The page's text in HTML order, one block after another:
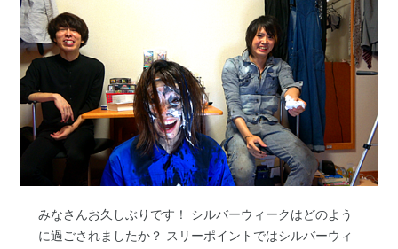
主なパイ投げシーンのある作品
テレビ番組
クイズプレゼンバラエティーQさま!!
アイドルハンターでの罰ゲーム。
志村けんのバカ殿様
バカ姫
のコントなど。
パイ!ロットでの罰ゲーム。
アイドリング!!!
みなさんお久しぶりです！ シルバーウィークはどのよう
に過ごされましたか？ スリーポイントではシルバーウィ